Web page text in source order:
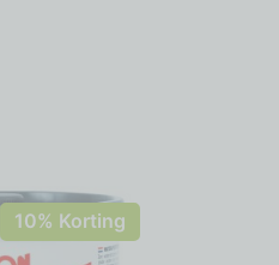
10% Korting